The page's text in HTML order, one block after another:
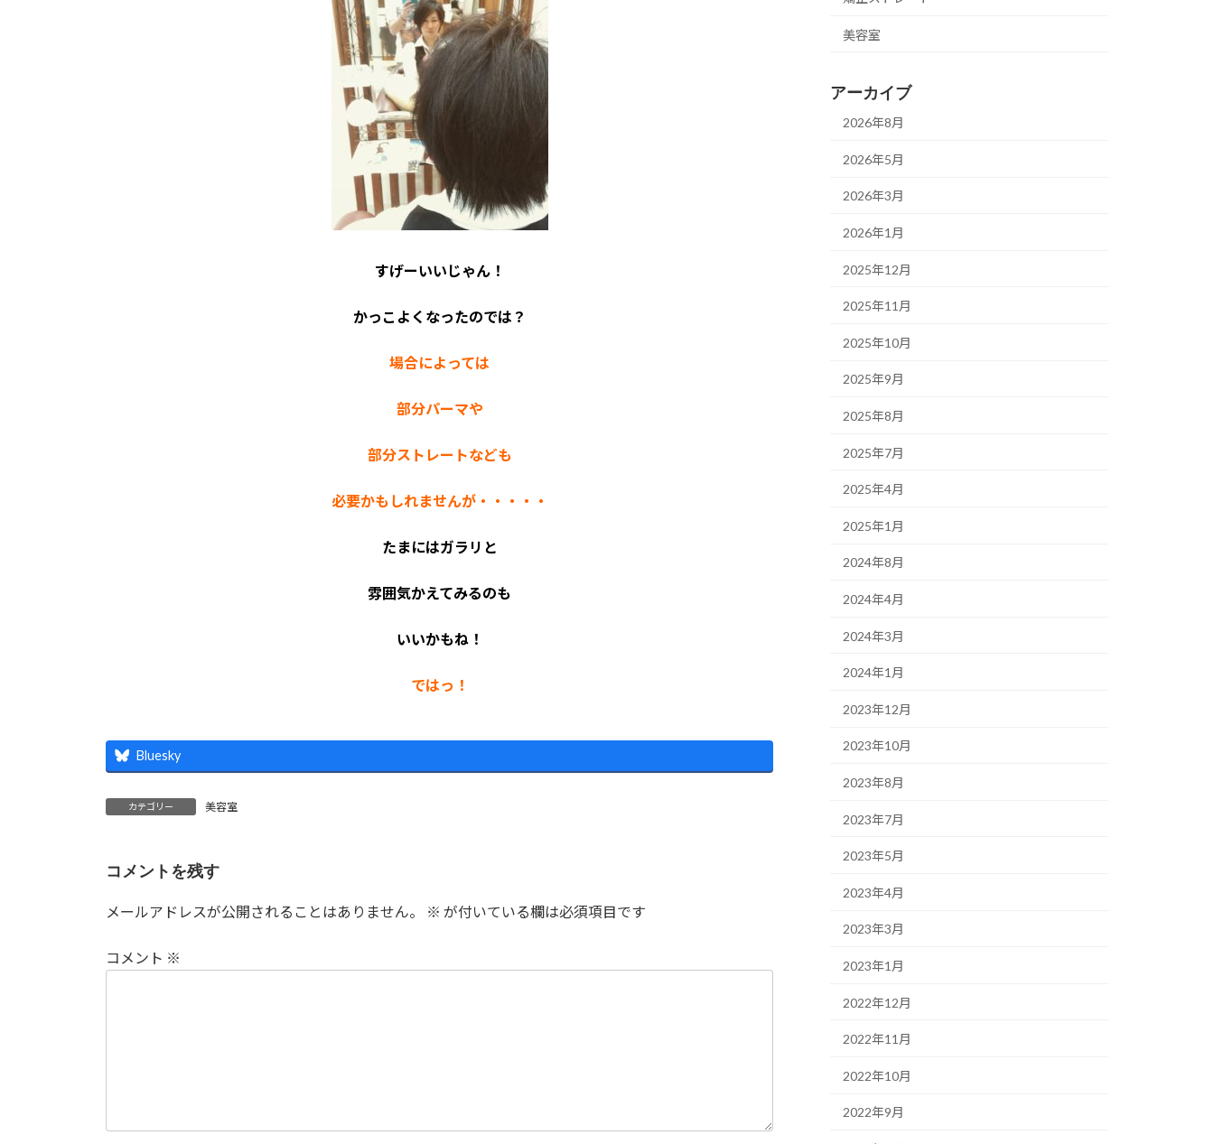
すげーいいじゃん！
かっこよくなったのでは？
場合によっては
部分パーマや
部分ストレートなども
必要かもしれませんが・・・・・
たまにはガラリと
雰囲気かえてみるのも
いいかもね！
ではっ！
Bluesky
カテゴリー 美容室
コメントを残す
メールアドレスが公開されることはありません。 ※ が付いている欄は必須項目です
コメント ※
美容室
アーカイブ
2026年8月
2026年5月
2026年3月
2026年1月
2025年12月
2025年11月
2025年10月
2025年9月
2025年8月
2025年7月
2025年4月
2025年1月
2024年8月
2024年4月
2024年3月
2024年1月
2023年12月
2023年10月
2023年8月
2023年7月
2023年5月
2023年4月
2023年3月
2023年1月
2022年12月
2022年11月
2022年10月
2022年9月